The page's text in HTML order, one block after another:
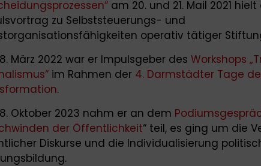
am 20. und 21. Mail 2021
zu Selbststeuerungs- und
operativ tätiger
März 2022 war er Impulsgeber des Workshops
im Rahmen der 4. Darmstädter Tage
.
Oktober 2023 nahm er an dem
der Öffentlichkeit“ teil, es ging um die
Diskurse und die Individualisierung